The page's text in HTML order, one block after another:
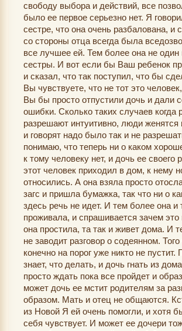
свободу выбора и действий, все
было ее первое серьезно нет. Я
сестре, что она очень разбалована, и
со стороны отца всегда была
все лучшее ей. Тем более она не один
сестры. И вот если бы Ваш ребенок
и сказал, что так поступил, что бы
Вы чувствуете, что не тот это человек,
Вы бы просто отпустили дочь и дали
ошибки. Сколько таких случаев когда
разрешают интуитивно, люди женятся
и говорят надо было так и не
понимаю, что теперь ни о каком
к тому человеку нет, и дочь ее своего
этот человек приходил в дом, к нему
относились. А она взяла просто
загс и пришла бумажка, так что ни о
здесь речь не идет. И тем более она и
проживала, и спрашивается зачем
она простила, та так и живет дома. И
не заводит разговор о содеянном.
конечно на порог уже никто не пустит.
знает, что делать, и дочь гнать из
просто ждать пока все пройдет и
может дочь ее мстит родителям за
образом. Мать и отец не общаются.
из Новой Я ей очень помогли, и хотя
себя чувствует. И может ее дочери